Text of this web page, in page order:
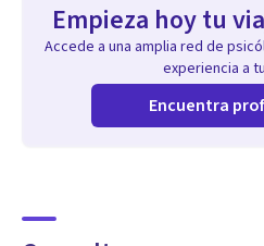
Empieza hoy tu
Accede a una amplia red de
experiencia a
Encuentra